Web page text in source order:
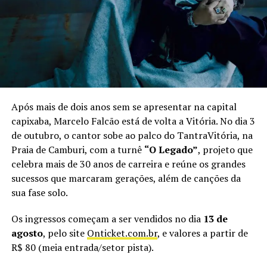
trabalho que acaba de concorrer em duas categorias do
Prêmio da Música Brasileira e se tornou o primeiro DVD
de reggae nacional a integrar o catálogo da Globoplay,
sem deixar de lado os clássicos que ajudaram a construir
a trajetória do grupo. “O público pode esperar um show
com músicas do nosso DVD acústico, mas também com
aquelas que fazem parte da nossa história e que a galera
do Espírito Santo conhece muito bem”, adianta o
vocalista.
Além do Alma Djem, o Vix Reggae Festival terá no line
up as bandas Adão Negro, Rasta Joint e Filosofia Reggae.
Ao todo, serão mais 14 horas de música à beira-mar,
reunindo artistas de diferentes gerações do reggae
brasileiro.
Vix Reggae Festival
Após mais de dois anos sem se apresentar na capital
capixaba, Marcelo Falcão está de volta a Vitória. No dia 3
de outubro, o cantor sobe ao palco do TantraVitória, na
Praia de Camburi, com a turnê “O Legado”, projeto que
celebra mais de 30 anos de carreira e reúne os grandes
sucessos que marcaram gerações, além de canções da
sua fase solo.
Os ingressos começam a ser vendidos no dia 13 de
agosto, pelo site Onticket.com.br, e valores a partir de
R$ 80 (meia entrada/setor pista).